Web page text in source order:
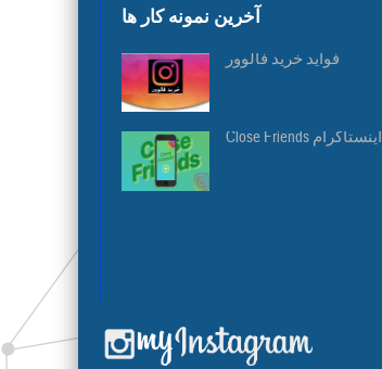
آخرین نمونه کار ها
فواید خرید فالوور
Close Friends اینستاگرام